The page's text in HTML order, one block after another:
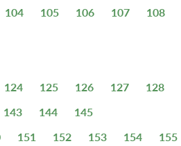
104 105 106 107 108
124 125 126 127 128
143
144
145
151 152 153 154 155